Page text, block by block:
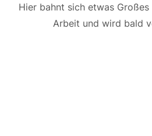
Hier bahnt sich etwas
Arbeit und wird bald